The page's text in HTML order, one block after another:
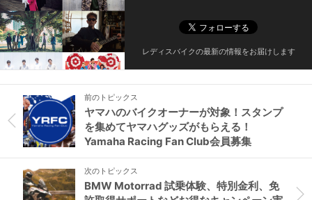
レディスバイクの最新の情報をお届けします
前のトピックス
ヤマハのバイクオーナーが対象！スタンプ
を集めてヤマハグッズがもらえる！
Yamaha Racing Fan Club会員募集
次のトピックス
BMW Motorrad 試乗体験、特別金利、免